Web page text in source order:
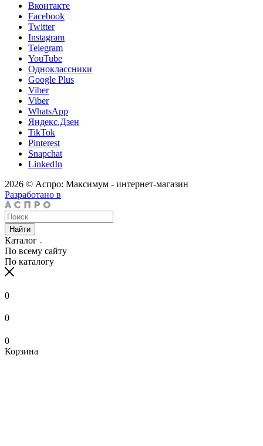
Вконтакте
Facebook
Twitter
Instagram
Telegram
YouTube
Одноклассники
Google Plus
Viber
Viber
WhatsApp
Яндекс.Дзен
TikTok
Pinterest
Snapchat
LinkedIn
2026 © Аспро: Максимум - интернет-магазин
Разработано в
Найти
Каталог
По всему сайту
По каталогу
0
0
0
Корзина